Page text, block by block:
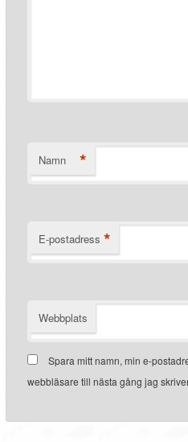
Namn *
E-postadress *
Webbplats
Spara mitt namn, min e-
webbläsare till nästa gång jag